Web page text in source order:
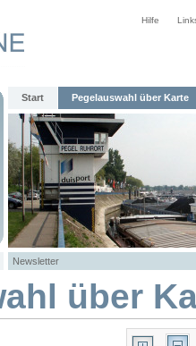
Hilfe
Start Pegelauswahl über Karte
Newsletter
über